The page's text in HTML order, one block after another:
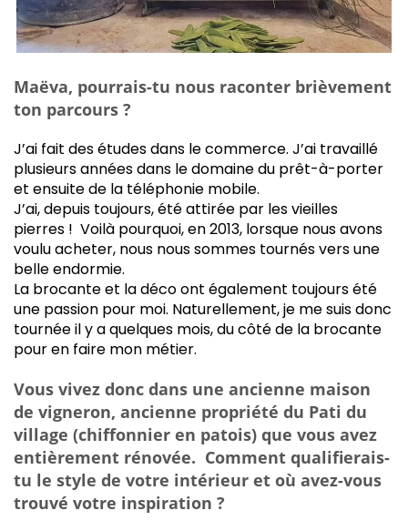
Maëva, pourrais-tu nous raconter brièvement
ton parcours ?
J’ai fait des études dans le commerce. J’ai travaillé
plusieurs années dans le domaine du prêt-à-porter
et ensuite de la téléphonie mobile.
J’ai, depuis toujours, été attirée par les vieilles
pierres ! Voilà pourquoi, en 2013, lorsque nous avons
voulu acheter, nous nous sommes tournés vers une
belle endormie.
La brocante et la déco ont également toujours été
une passion pour moi. Naturellement, je me suis donc
tournée il y a quelques mois, du côté de la brocante
pour en faire mon métier.
Vous vivez donc dans une ancienne maison
de vigneron, ancienne propriété du Pati du
village (chiffonnier en patois) que vous avez
entièrement rénovée. Comment qualifierais-
tu le style de votre intérieur et où avez-vous
trouvé votre inspiration ?